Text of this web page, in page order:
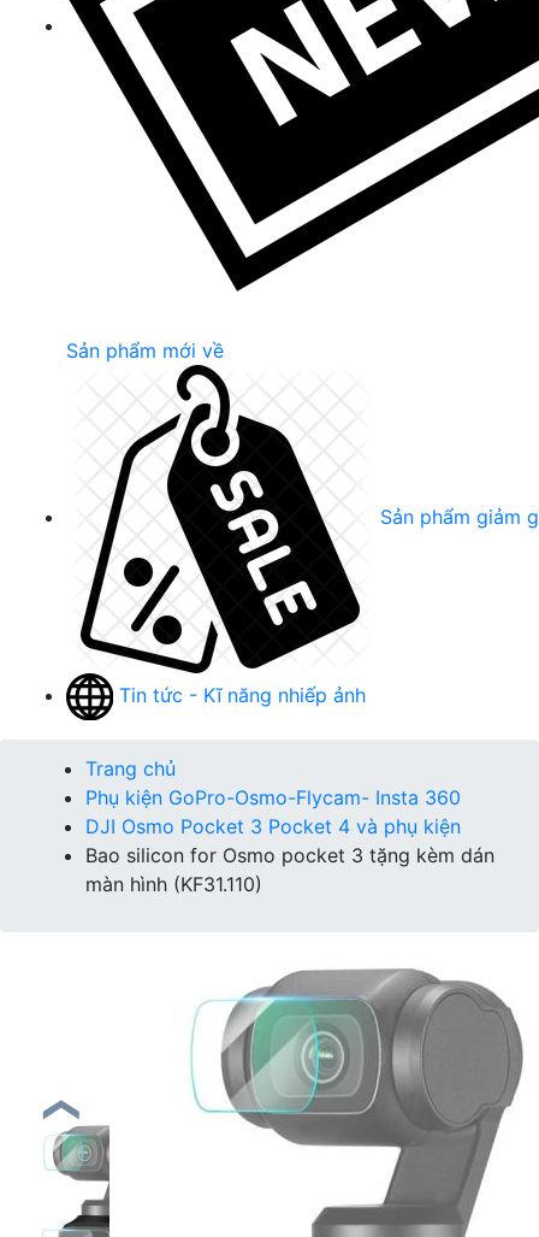
Sản phẩm mới về
Sản phẩm giảm
Tin tức - Kĩ năng nhiếp ảnh
Trang chủ
Phụ kiện GoPro-Osmo-Flycam- Insta 360
DJI Osmo Pocket 3 Pocket 4 và phụ kiện
Bao silicon for Osmo pocket 3 tặng kèm dán
màn hình (KF31.110)
❮